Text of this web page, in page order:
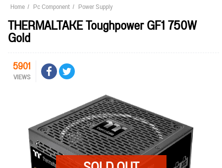
Home Pc Component Power Supply
THERMALTAKE Toughpower GF1 750W
Gold
5901
VIEWS